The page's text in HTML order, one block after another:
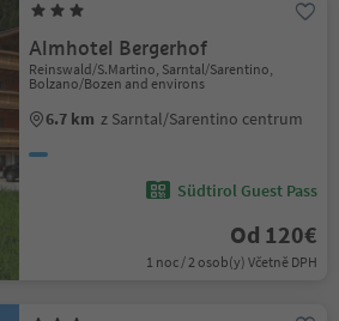
Almhotel Bergerhof
Reinswald/S.Martino, Sarntal/Sarentino,
Bolzano/Bozen and environs
6.7 km z Sarntal/Sarentino centrum
Südtirol Guest Pass
Od 120€
1 noc / 2 osob(y) Včetně DPH